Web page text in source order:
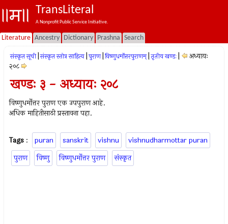
TransLiteral
A Nonprofit Public Service Initiative.
Literature Ancestry Dictionary Prashna Search
संस्कृत सूची संस्कृत स्तोत्र साहित्य पुराण विष्णुधर्मोत्तरपुराणम् तृतीय खण्डः
अध्यायः
२०८
खण्डः ३ - अध्यायः २०८
विष्णुधर्मोत्तर पुराण एक उपपुराण आहे.
अधिक माहितीसाठी प्रस्तावना पहा.
Tags : puran sanskrit vishnu
vishnudharmottar puran
पुराण
विष्णु विष्णुधर्मोत्तर पुराण संस्कृत